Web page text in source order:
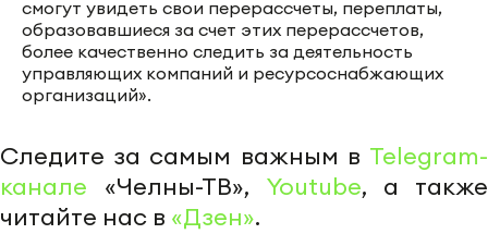
смогут увидеть свои перерассчеты, переплаты,
образовавшиеся за счет этих перерассчетов,
более качественно следить за деятельность
управляющих компаний и ресурсоснабжающих
организаций».
Следите за самым важным в Telegram-
канале «Челны-ТВ», Youtube, а также
читайте нас в «Дзен».